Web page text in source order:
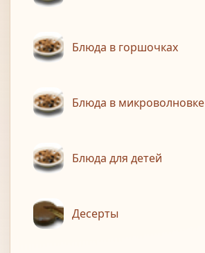
Блюда в горшочках
Блюда в микроволновке
Блюда для детей
Десерты